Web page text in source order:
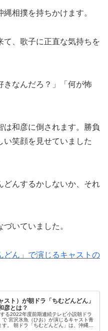
相撲を持ちかけます。
て、歌子に正直な気持ちを
なんだろ？」「何が怖
は和彦に倒されます。勝負
い笑顔を見せていました
どんするかしないか、それ
いていました。
どん」で演じるキャストの
スト）が朝ドラ「ちむどんどん」
彦とは？
る2022年度前期連続テレビ小説朝ドラ
で 宮沢氷魚（ひお）が演じるキャスト青
す。 朝ドラ「ちむどんどん」は、沖縄に